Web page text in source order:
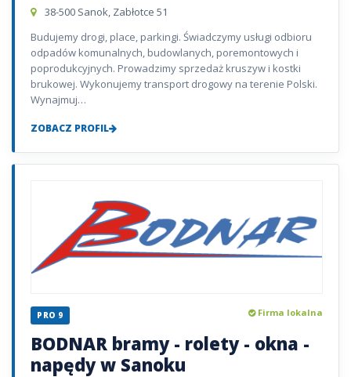
38-500 Sanok, Zabłotce 51
Budujemy drogi, place, parkingi. Świadczymy usługi odbioru
odpadów komunalnych, budowlanych, poremontowych i
poprodukcyjnych. Prowadzimy sprzedaż kruszyw i kostki
brukowej. Wykonujemy transport drogowy na terenie Polski.
Wynajmuj…
ZOBACZ PROFIL
PRO 9 Firma lokalna
BODNAR bramy - rolety - okna -
napędy w Sanoku